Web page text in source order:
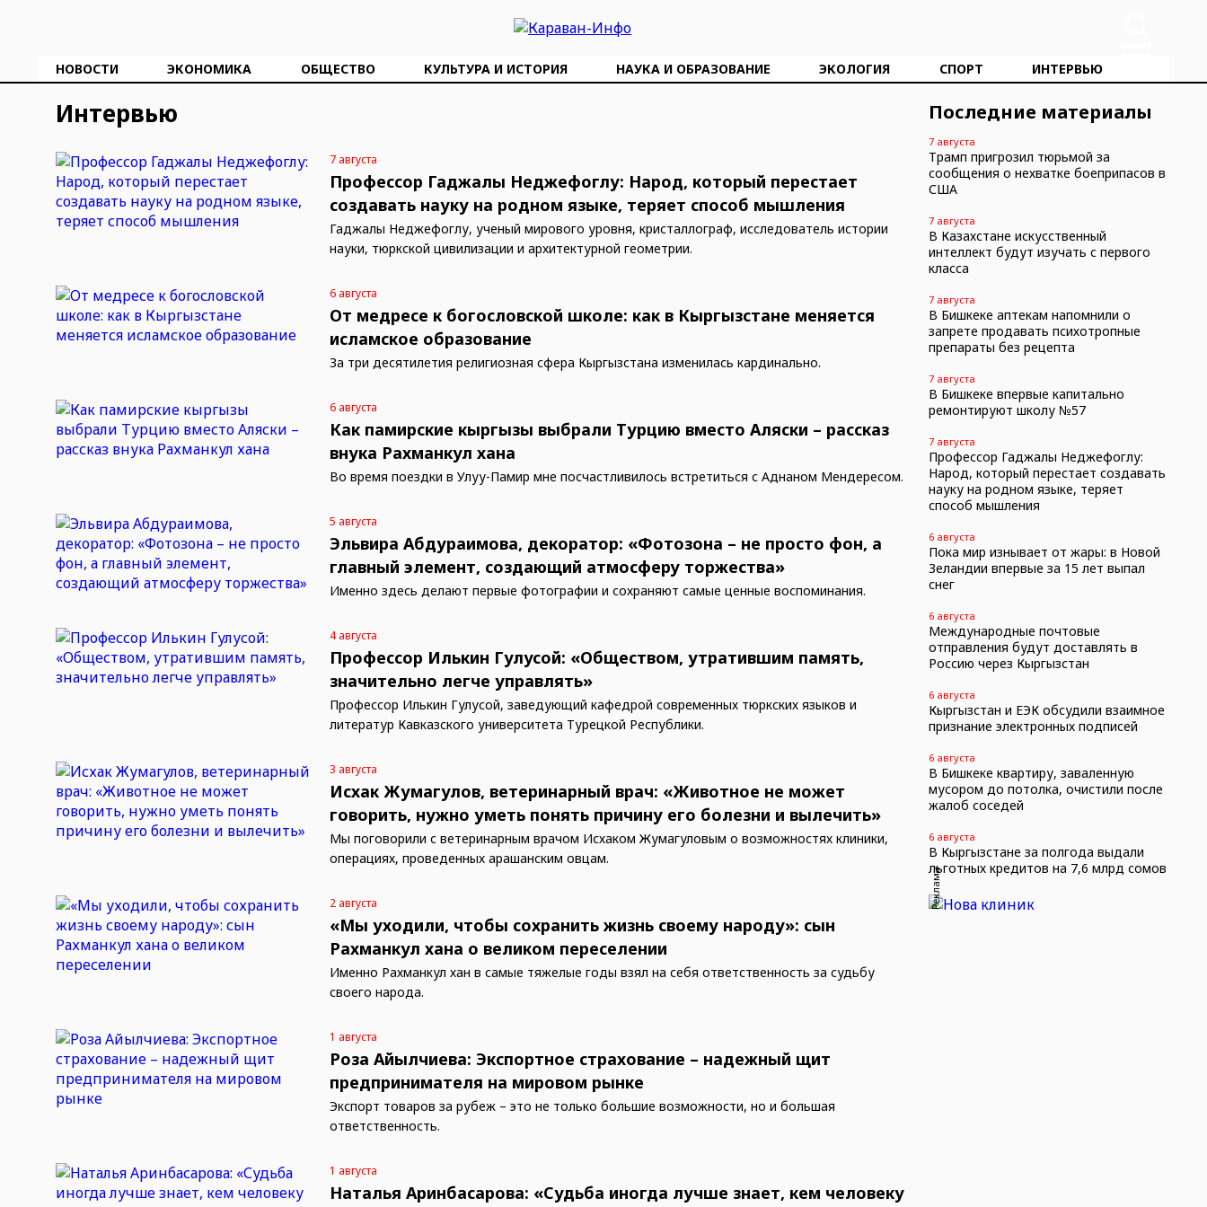
НОВОСТИ ЭКОНОМИКА ОБЩЕСТВО КУЛЬТУРА И ИСТОРИЯ НАУКА И ОБРАЗОВАНИЕ ЭКОЛОГИЯ СПОРТ ИНТЕРВЬЮ
Интервью
7 августа
Профессор Гаджалы Неджефоглу: Народ, который перестает
создавать науку на родном языке, теряет способ мышления
Гаджалы Неджефоглу, ученый мирового уровня, кристаллограф, исследователь истории
науки, тюркской цивилизации и архитектурной геометрии.
6 августа
От медресе к богословской школе: как в Кыргызстане меняется
исламское образование
За три десятилетия религиозная сфера Кыргызстана изменилась кардинально.
6 августа
Как памирские кыргызы выбрали Турцию вместо Аляски – рассказ
внука Рахманкул хана
Во время поездки в Улуу-Памир мне посчастливилось встретиться с Аднаном Мендересом.
5 августа
Эльвира Абдураимова, декоратор: «Фотозона – не просто фон, а
главный элемент, создающий атмосферу торжества»
Именно здесь делают первые фотографии и сохраняют самые ценные воспоминания.
4 августа
Профессор Илькин Гулусой: «Обществом, утратившим память,
значительно легче управлять»
Профессор Илькин Гулусой, заведующий кафедрой современных тюркских языков и
литератур Кавказского университета Турецкой Республики.
3 августа
Исхак Жумагулов, ветеринарный врач: «Животное не может
говорить, нужно уметь понять причину его болезни и вылечить»
Мы поговорили с ветеринарным врачом Исхаком Жумагуловым о возможностях клиники,
операциях, проведенных арашанским овцам.
2 августа
«Мы уходили, чтобы сохранить жизнь своему народу»: сын
Рахманкул хана о великом переселении
Именно Рахманкул хан в самые тяжелые годы взял на себя ответственность за судьбу
своего народа.
1 августа
Роза Айылчиева: Экспортное страхование – надежный щит
предпринимателя на мировом рынке
Экспорт товаров за рубеж – это не только большие возможности, но и большая
ответственность.
1 августа
Наталья Аринбасарова: «Судьба иногда лучше знает, кем человеку
Последние материалы
7 августа
Трамп пригрозил тюрьмой за
сообщения о нехватке боеприпасов в
США
7 августа
В Казахстане искусственный
интеллект будут изучать с первого
класса
7 августа
В Бишкеке аптекам напомнили о
запрете продавать психотропные
препараты без рецепта
7 августа
В Бишкеке впервые капитально
ремонтируют школу №57
7 августа
Профессор Гаджалы Неджефоглу:
Народ, который перестает создавать
науку на родном языке, теряет
способ мышления
6 августа
Пока мир изнывает от жары: в Новой
Зеландии впервые за 15 лет выпал
снег
6 августа
Международные почтовые
отправления будут доставлять в
Россию через Кыргызстан
6 августа
Кыргызстан и ЕЭК обсудили взаимное
признание электронных подписей
6 августа
В Бишкеке квартиру, заваленную
мусором до потолка, очистили после
жалоб соседей
6 августа
В Кыргызстане за полгода выдали
льготных кредитов на 7,6 млрд сомов
Реклама